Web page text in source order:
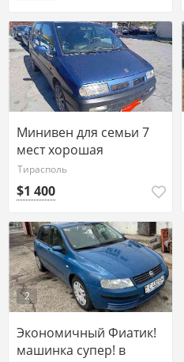
Минивен для семьи 7
мест хорошая
комплектация
Тирасполь
$1 400
2
Экономичный Фиатик!
машинка супер! в